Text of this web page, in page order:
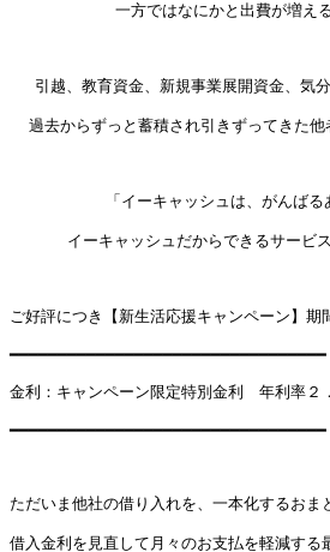
一方ではなにかと出費が増える
引越、教育資金、新規事業展開資金、気分
過去からずっと蓄積され引きずってきた他
「イーキャッシュは、がんばる
イーキャッシュだからできるサービス
ご好評につき【新生活応援キャンペーン】期
━━━━━━━━━━━━━━━━━━━━━━━━━━━━━━━━━
金利：キャンペーン限定特別金利　年利率２
━━━━━━━━━━━━━━━━━━━━━━━━━━━━━━━━━
ただいま他社の借り入れを、一本化するお
借入金利を見直して月々のお支払を軽減する